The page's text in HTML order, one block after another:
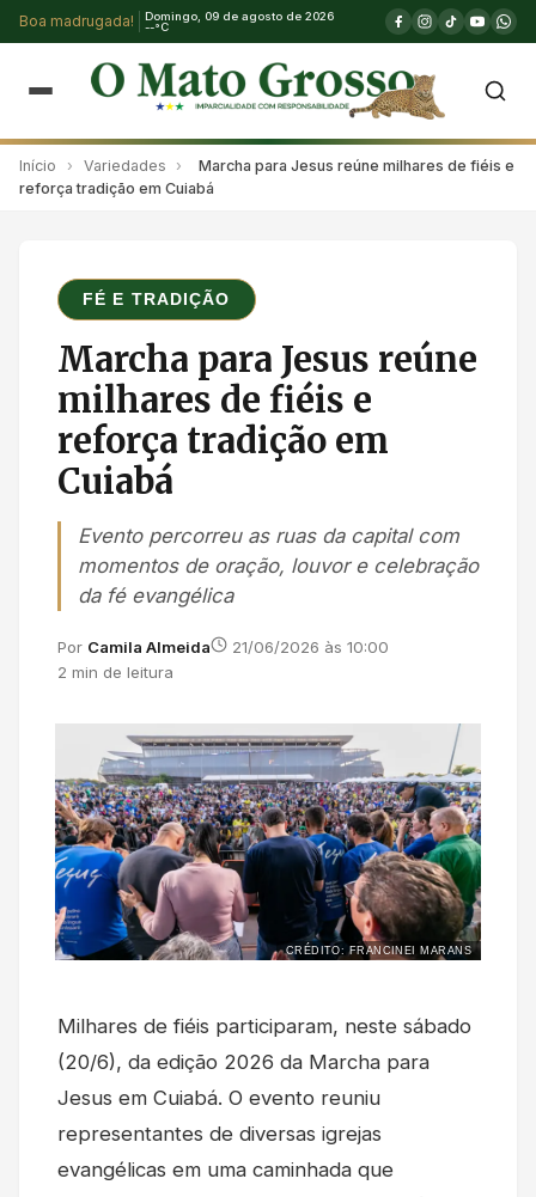
Boa madrugada!
Domingo, 09 de agosto de 2026
--°C
Início › Variedades ›
Marcha para Jesus reúne milhares de fiéis e
reforça tradição em Cuiabá
FÉ E TRADIÇÃO
Marcha para Jesus reúne
milhares de fiéis e
reforça tradição em
Cuiabá
Evento percorreu as ruas da capital com
momentos de oração, louvor e celebração
da fé evangélica
Por Camila Almeida
21/06/2026 às 10:00
2 min de leitura
CRÉDITO: FRANCINEI MARANS
Milhares de fiéis participaram, neste sábado
(20/6), da edição 2026 da Marcha para
Jesus em Cuiabá. O evento reuniu
representantes de diversas igrejas
evangélicas em uma caminhada que